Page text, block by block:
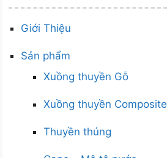
Giới Thiệu
Sản phẩm
Xuồng thuyền Gỗ
Xuồng thuyền Composite
Thuyền thúng